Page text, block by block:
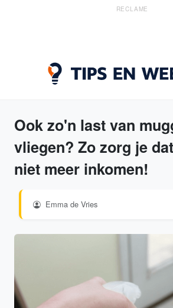
RECLAME
Ook zo'n last van
vliegen? Zo zorg je
niet meer inkomen!
Emma de Vries